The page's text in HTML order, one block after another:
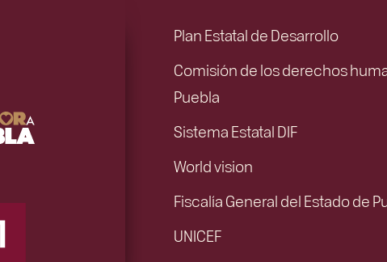
Plan Estatal de Desarrollo
Comisión de los derechos
Puebla
Sistema Estatal DIF
World vision
Fiscalía General del Estado de
UNICEF